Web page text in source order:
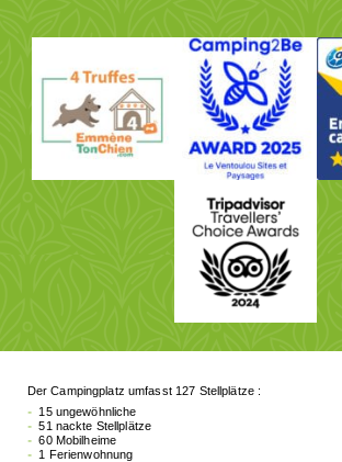
Der Campingplatz umfasst 127 Stellplätze :
15 ungewöhnliche
51 nackte Stellplätze
60 Mobilheime
1 Ferienwohnung